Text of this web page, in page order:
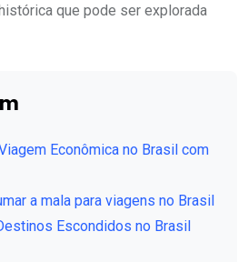
que pode ser explorada
Econômica no Brasil com
a mala para viagens no Brasil
Escondidos no Brasil